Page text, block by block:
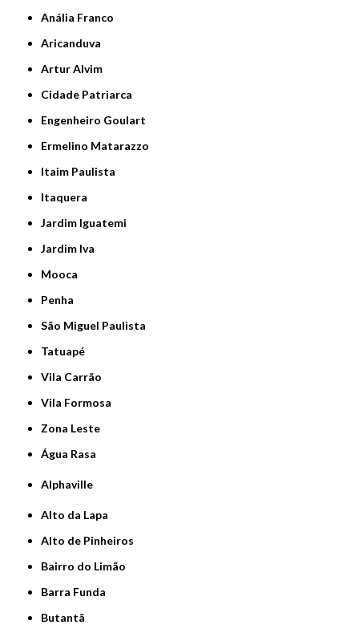
Anália Franco
Aricanduva
Artur Alvim
Cidade Patriarca
Engenheiro Goulart
Ermelino Matarazzo
Itaim Paulista
Itaquera
Jardim Iguatemi
Jardim Iva
Mooca
Penha
São Miguel Paulista
Tatuapé
Vila Carrão
Vila Formosa
Zona Leste
Água Rasa
Alphaville
Alto da Lapa
Alto de Pinheiros
Bairro do Limão
Barra Funda
Butantã